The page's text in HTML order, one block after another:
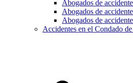
Abogados de
Abogados de
Abogados de
Accidentes en el Condado